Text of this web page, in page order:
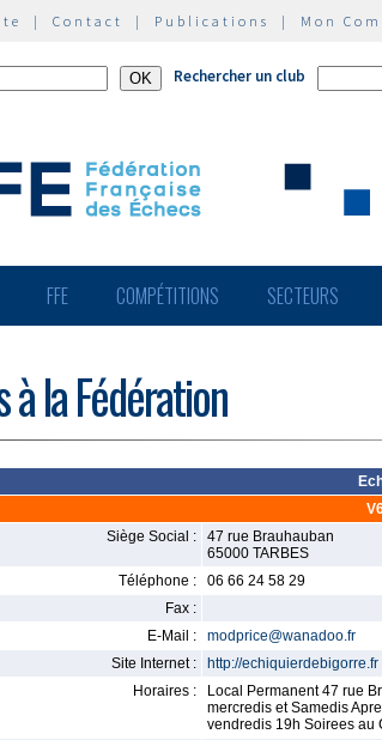
| Contact | Publications | Mon
Rechercher un club
FFE COMPÉTITIONS SECTEURS
à la Fédération
Siège Social :
47 rue Brauhauban
65000 TARBES
Téléphone :
06 66 24 58 29
Fax :
E-Mail :
modprice@wanadoo.fr
Site Internet :
http://echiquierdebigorre.fr
Horaires :
Local Permanent 47 rue
mercredis et Samedis
vendredis 19h Soirees au